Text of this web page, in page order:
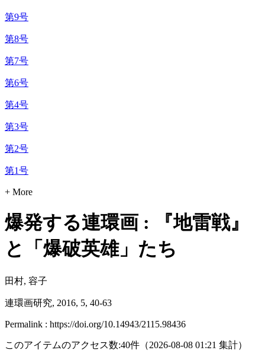
第9号
第8号
第7号
第6号
第4号
第3号
第2号
第1号
+ More
爆発する連環画 : 『地雷戦』
と「爆破英雄」たち
田村, 容子
連環画研究, 2016, 5, 40-63
Permalink : https://doi.org/10.14943/2115.98436
このアイテムのアクセス数:40件 （2026-08-08 01:21 集計）